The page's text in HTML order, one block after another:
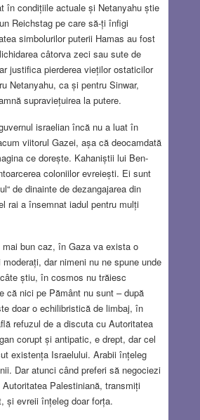
în condițiile actuale și Netanyahu știe
Reichstag pe care să-ți înfigi
simbolurilor puterii Hamas au fost
câtorva zeci sau sute de
justifica pierderea vieților ostaticilor
Netanyahu, ca și pentru Sinwar,
supraviețuirea la putere.
israelian încă nu a luat în
viitorul Gazei, așa că deocamdată
ce dorește. Kahaniștii lui Ben-
coloniilor evreiești. Ei sunt
de dinainte de dezangajarea din
rai a însemnat iadul pentru mulți
bun caz, în Gaza va exista o
dar nimeni nu ne spune unde
știu, în cosmos nu trăiesc
că nici pe Pământ nu sunt – după
doar o echilibristică de limbaj, în
refuzul de a discuta cu Autoritatea
corupt și antipatic, e drept, dar cel
existența Israelului. Arabii înțeleg
Dar atunci când preferi să negociezi
Palestiniană, transmiți
și evreii înțeleg doar forța.